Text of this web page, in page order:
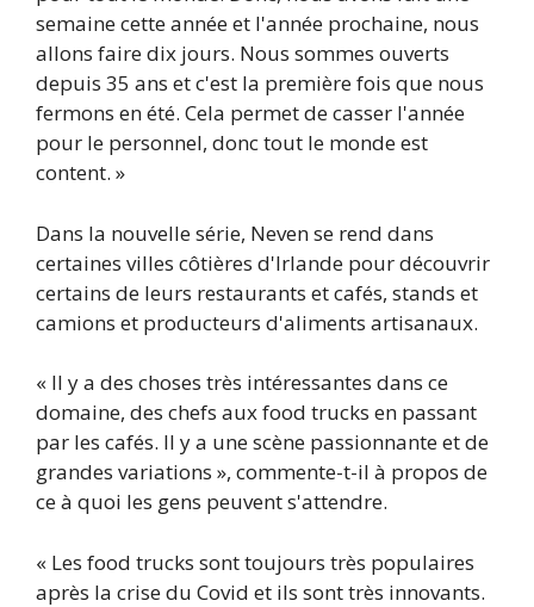
semaine cette année et l'année prochaine, nous
allons faire dix jours. Nous sommes ouverts
depuis 35 ans et c'est la première fois que nous
fermons en été. Cela permet de casser l'année
pour le personnel, donc tout le monde est
content. »
Dans la nouvelle série, Neven se rend dans
certaines villes côtières d'Irlande pour découvrir
certains de leurs restaurants et cafés, stands et
camions et producteurs d'aliments artisanaux.
« Il y a des choses très intéressantes dans ce
domaine, des chefs aux food trucks en passant
par les cafés. Il y a une scène passionnante et de
grandes variations », commente-t-il à propos de
ce à quoi les gens peuvent s'attendre.
« Les food trucks sont toujours très populaires
après la crise du Covid et ils sont très innovants.